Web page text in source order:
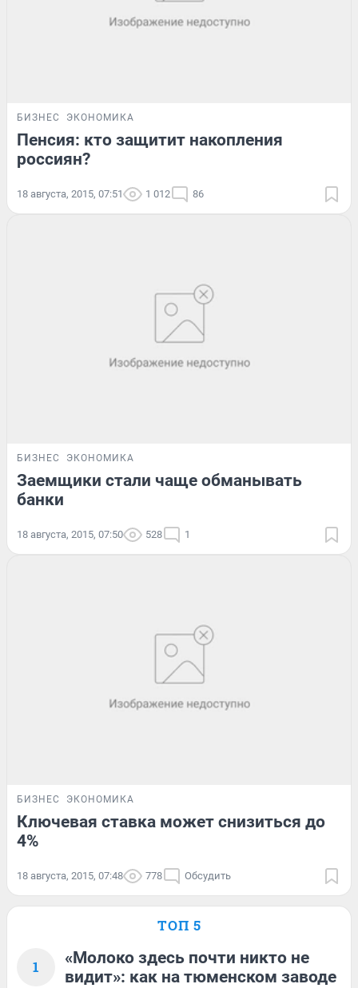
БИЗНЕС ЭКОНОМИКА
Пенсия: кто защитит накопления
россиян?
18 августа, 2015, 07:51 1 012 86
БИЗНЕС ЭКОНОМИКА
Заемщики стали чаще обманывать
банки
18 августа, 2015, 07:50 528 1
БИЗНЕС ЭКОНОМИКА
Ключевая ставка может снизиться до
4%
18 августа, 2015, 07:48 778 Обсудить
ТОП 5
1
«Молоко здесь почти никто не
видит»: как на тюменском заводе